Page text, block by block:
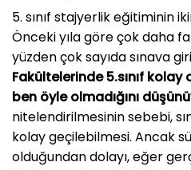
5. sınıf stajyerlik eğitiminin
Önceki yıla göre çok daha
yüzden çok sayıda sınava
Fakültelerinde 5.sınıf
ben öyle olmadığını
nitelendirilmesinin sebebi,
kolay geçilebilmesi. Ancak
olduğundan dolayı, eğer